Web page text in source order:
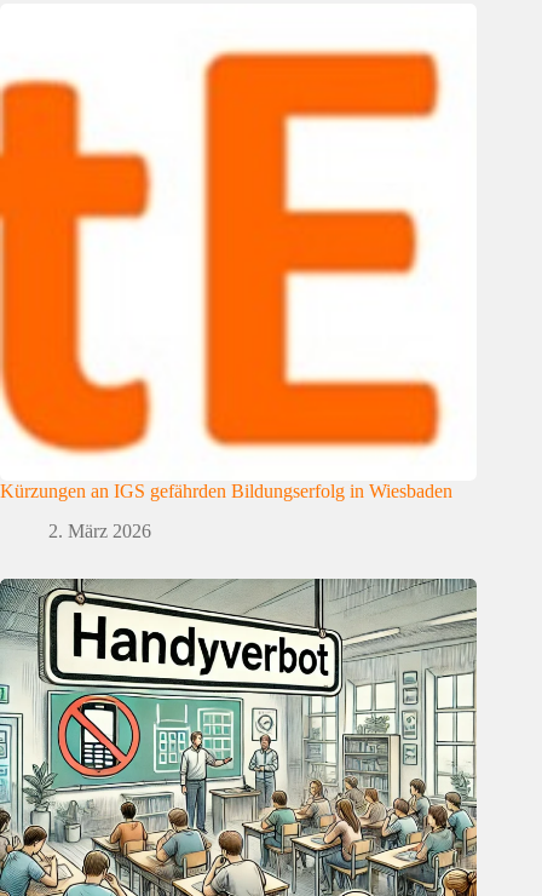
Kürzungen an IGS gefährden Bildungserfolg in Wiesbaden
2. März 2026